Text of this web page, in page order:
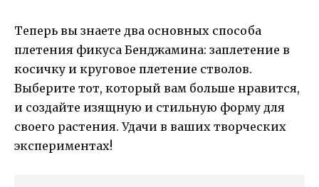
Теперь вы знаете два основных способа
плетения фикуса Бенджамина: заплетение в
косичку и круговое плетение стволов.
Выберите тот, который вам больше нравится,
и создайте изящную и стильную форму для
своего растения. Удачи в ваших творческих
экспериментах!